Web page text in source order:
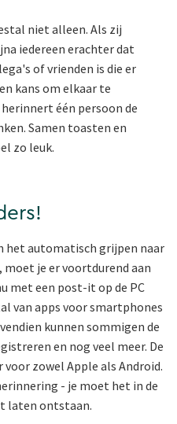
niet alleen. Als zij
iedereen erachter dat
of vrienden is die er
kans om elkaar te
één persoon de
Samen toasten en
zo leuk.
het automatisch grijpen naar
je er voortdurend aan
met een post-it op de PC
van apps voor smartphones
kunnen sommigen de
en nog veel meer. De
zowel Apple als Android.
- je moet het in de
laten ontstaan.